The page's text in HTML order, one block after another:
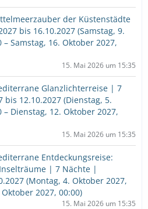
der Küstenstädte
bis 16.10.2027 (Samstag, 9.
Samstag, 16. Oktober 2027,
15. Mai 2026 um 15:35
Glanzlichterreise | 7
bis 12.10.2027 (Dienstag, 5.
– Dienstag, 12. Oktober 2027,
15. Mai 2026 um 15:35
Entdeckungsreise:
| 7 Nächte |
(Montag, 4. Oktober 2027,
2027, 00:00)
15. Mai 2026 um 15:35